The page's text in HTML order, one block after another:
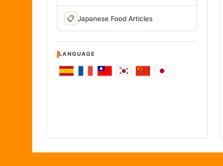
📋 Japanese Food Articles
LANGUAGE